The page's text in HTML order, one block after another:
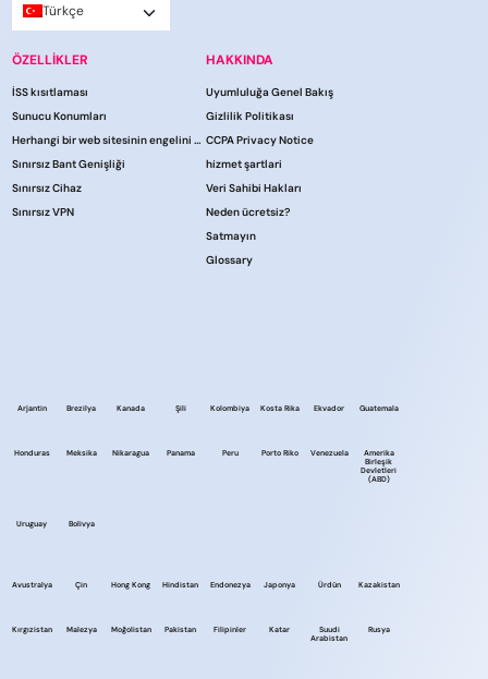
Türkçe
ÖZELLİKLER
İSS kısıtlaması
Sunucu Konumları
Herhangi bir web sitesinin engelini kaldırın
Sınırsız Bant Genişliği
Sınırsız Cihaz
Sınırsız VPN
HAKKINDA
Uyumluluğa Genel Bakış
Gizlilik Politikası
CCPA Privacy Notice
hi̇zmet şartlari
Veri Sahibi Hakları
Neden ücretsiz?
Satmayın
Glossary
Arjantin Brezilya Kanada Şili Kolombiya Kosta Rika Ekvador Guatemala
Honduras Meksika Nikaragua Panama Peru Porto Riko Venezuela
Amerika
Birleşik
Devletleri
(ABD)
Uruguay Bolivya
Avustralya Çin Hong Kong Hindistan Endonezya Japonya Ürdün Kazakistan
Kırgızistan Malezya Moğolistan Pakistan Filipinler Katar
Suudi
Arabistan
Rusya